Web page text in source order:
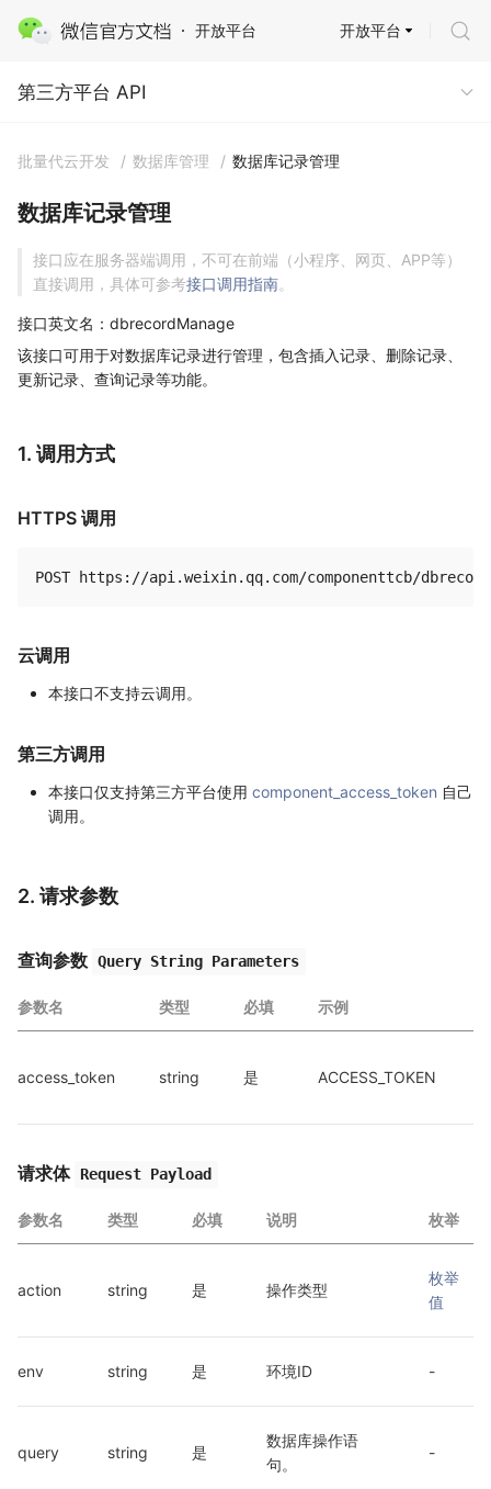
开放平台
第三方平台 API
开放平台
第三方平台 API
批量代云开发 / 数据库管理 / 数据库记录管理
数据库记录管理
接口应在服务器端调用，不可在前端（小程序、网页、APP等）
直接调用，具体可参考接口调用指南。
接口英文名：dbrecordManage
该接口可用于对数据库记录进行管理，包含插入记录、删除记录、
更新记录、查询记录等功能。
1. 调用方式
HTTPS 调用
云调用
本接口不支持云调用。
第三方调用
本接口仅支持第三方平台使用 component_access_token 自己
调用。
2. 请求参数
查询参数 Query String Parameters
参数名 类型 必填 示例
access_token string 是 ACCESS_TOKEN
请求体 Request Payload
参数名 类型 必填 说明 枚举
action string 是 操作类型
枚举
值
env string 是 环境ID -
query string 是
数据库操作语
句。
-